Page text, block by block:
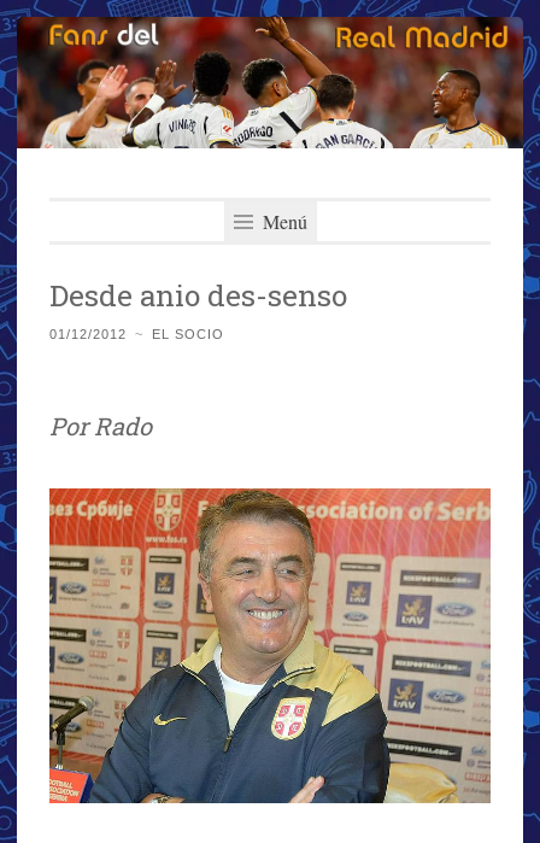
Menú
Desde anio des-senso
01/12/2012 ~ EL SOCIO
Por Rado